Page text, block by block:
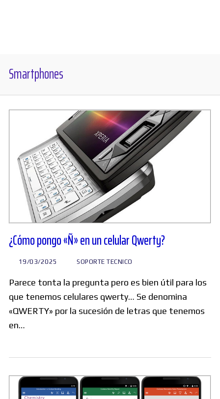
Foros
Buscar:
Smartphones
¿Cómo pongo «Ñ» en un celular Qwerty?
19/03/2025 SOPORTE TECNICO
Parece tonta la pregunta pero es bien útil para los
que tenemos celulares qwerty… Se denomina
«QWERTY» por la sucesión de letras que tenemos
en…